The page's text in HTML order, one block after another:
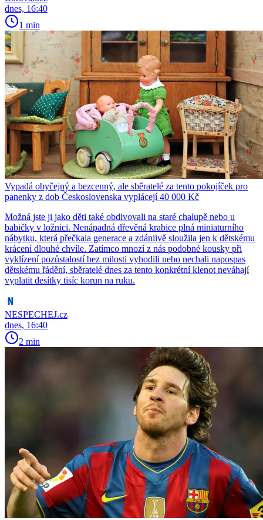
dnes, 16:40
1 min
Vypadá obyčejný a bezcenný, ale sběratelé za tento pokojíček pro
panenky z dob Československa vyplácejí 40 000 Kč
Možná jste ji jako děti také obdivovali na staré chalupě nebo u
babičky v ložnici. Nenápadná dřevěná krabice plná miniaturního
nábytku, která přečkala generace a zdánlivě sloužila jen k dětskému
krácení dlouhé chvíle. Zatímco mnozí z nás podobné kousky při
vyklízení pozůstalostí bez milosti vyhodili nebo nechali napospas
dětskému řádění, sběratelé dnes za tento konkrétní klenot neváhají
vyplatit desítky tisíc korun na ruku.
NESPECHEJ.cz
dnes, 16:40
2 min